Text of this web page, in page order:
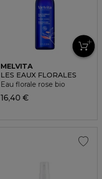
MELVITA
LES EAUX FLORALES
Eau florale rose bio
16,40 €